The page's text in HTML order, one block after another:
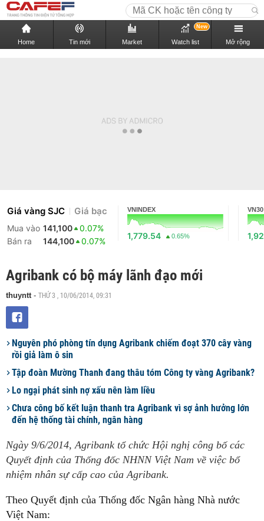
Home Tin mới Market Watch list
New
Mở rộng
Giá vàng SJC Giá bạc
Mua vào 141,100
0.07%
Bán ra
144,100 0.07%
VNINDEX
1,779.54 0.65%
VN30
Agribank có bộ máy lãnh đạo mới
thuyntt- THỨ 3 , 10/06/2014, 09:31
Nguyên phó phòng tín dụng Agribank chiếm đoạt 370 cây vàng
rồi giả làm ô sin
Tập đoàn Mường Thanh đang thâu tóm Công ty vàng Agribank?
Lo ngại phát sinh nợ xấu nên làm liều
Chưa công bố kết luận thanh tra Agribank vì sợ ảnh hưởng lớn
đến hệ thống tài chính, ngân hàng
Ngày 9/6/2014, Agribank tổ chức Hội nghị công bố các
Quyết định của Thống đốc NHNN Việt Nam về việc bổ
nhiệm nhân sự cấp cao của Agribank.
Theo Quyết định của Thống đốc Ngân hàng Nhà nước
Việt Nam: